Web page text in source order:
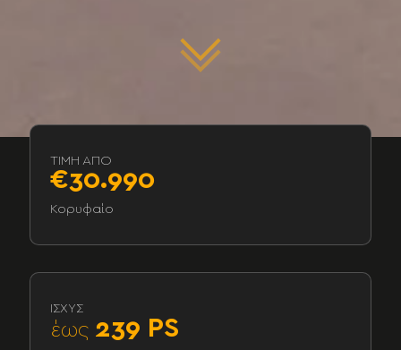
ΤΙΜΗ ΑΠΟ
€30.990
Κορυφαίο
ΙΣΧΎΣ
έως 239 PS